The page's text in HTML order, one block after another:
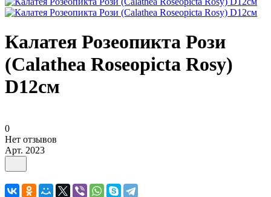
Калатея Розеопикта Рози
(Calathea Roseopicta Rosy)
D12см
0
Нет отзывов
Арт. 2023